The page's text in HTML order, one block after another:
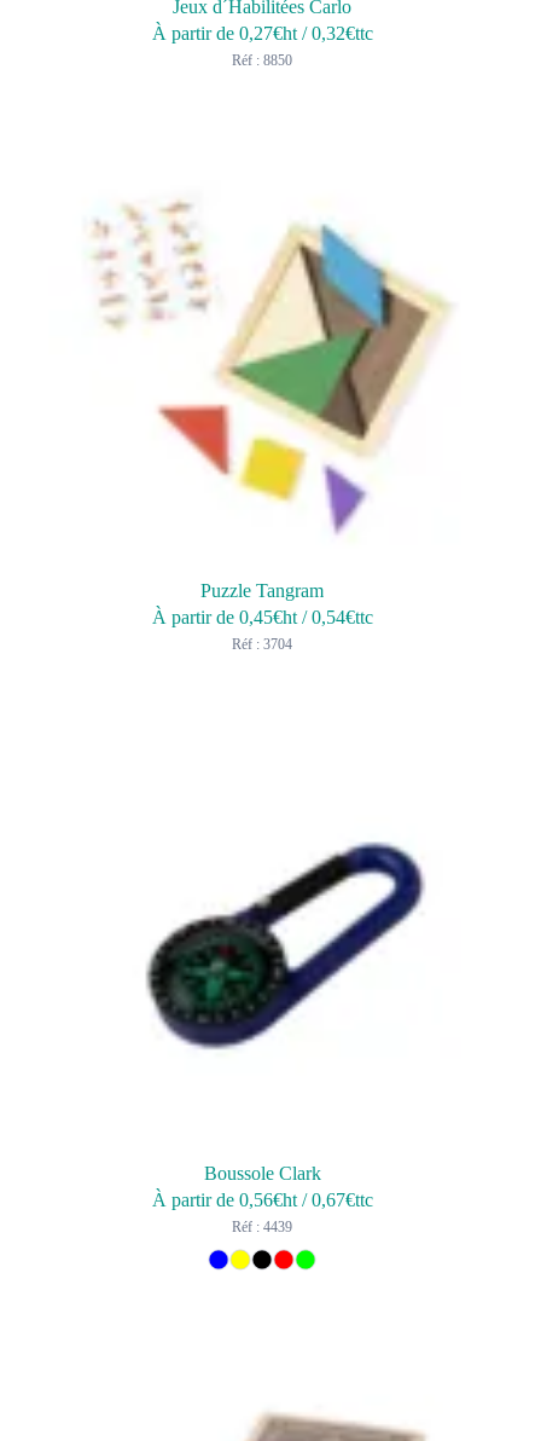
Jeux d´Habilitées Carlo
À partir de 0,27€ht/0,32€ttc
Réf : 8850
Puzzle Tangram
À partir de 0,45€ht/0,54€ttc
Réf : 3704
Boussole Clark
À partir de 0,56€ht/0,67€ttc
Réf : 4439